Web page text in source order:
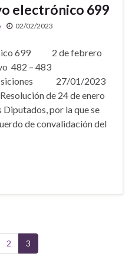
electrónico 699
02/02/2023
699 2 de febrero
482 – 483
27/01/2023
de 24 de enero
por la que se
de convalidación del
2 3